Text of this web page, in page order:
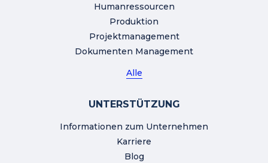
Humanressourcen
Produktion
Projektmanagement
Dokumenten Management
Alle
UNTERSTÜTZUNG
Informationen zum Unternehmen
Karriere
Blog